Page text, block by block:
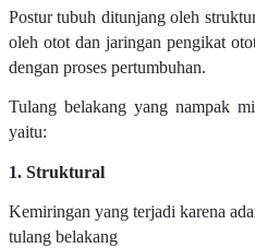
Postur tubuh ditunjang oleh
oleh otot dan jaringan pengikat
dengan proses pertumbuhan.
Tulang belakang yang nampak
yaitu:
1. Struktural
Kemiringan yang terjadi karena
tulang belakang